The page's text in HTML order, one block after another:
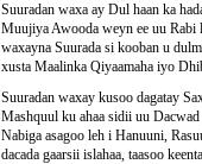
Suuradan waxa ay Dul haan ka
Muujiya Awooda weyn ee uu Rabi
waxayna Suurada si kooban u
xusta Maalinka Qiyaamaha iyo
Suuradan waxay kusoo dagatay
Mashquul ku ahaa sidii uu
Nabiga asagoo leh i Hanuuni,
dacada gaarsii islahaa, taasoo